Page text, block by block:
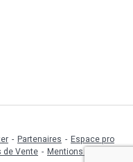
Partenaires
Espace pro
de Vente
Mentions légales